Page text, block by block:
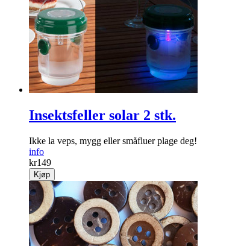
Insektsfeller solar 2 stk.
Ikke la veps, mygg eller småfluer plage deg!
info
kr149
Kjøp